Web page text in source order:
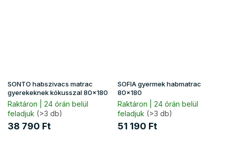
SONTO habszivacs matrac
gyerekeknek kókusszal 80x180
Raktáron | 24 órán belül
feladjuk (>3 db)
38 790 Ft
SOFIA gyermek habmatrac
80x180
Raktáron | 24 órán belül
feladjuk (>3 db)
51 190 Ft